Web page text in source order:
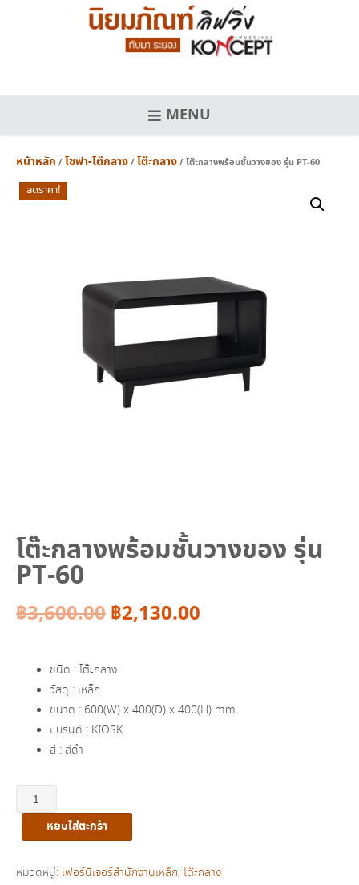
MENU
หน้าหลัก /โซฟา-โต๊กลาง/โต๊ะกลาง/ โต๊ะกลางพร้อมชั้นวางของ รุ่น PT-60
ลดราคา!
โต๊ะกลางพร้อมชั้นวางของ รุ่น
PT-60
฿3,600.00Original
was:
฿3,600.00.
฿2,130.00
฿2,130.00.
ชนิด : โต๊ะกลาง
วัสดุ : เหล็ก
ขนาด : 600(W) x 400(D) x 400(H) mm.
แบรนด์ : KIOSK
สี : สีดำ
จำนวน
โต๊ะ
ชั้น
หยิบใส่ตะกร้า
หมวดหมู่: เฟอร์นิเจอร์สำนักงานเหล็ก, โต๊ะกลาง